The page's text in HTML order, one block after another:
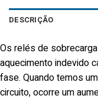
DESCRIÇÃO
Os relés de
aquecimento indevido
fase. Quando temos
circuito, ocorre um